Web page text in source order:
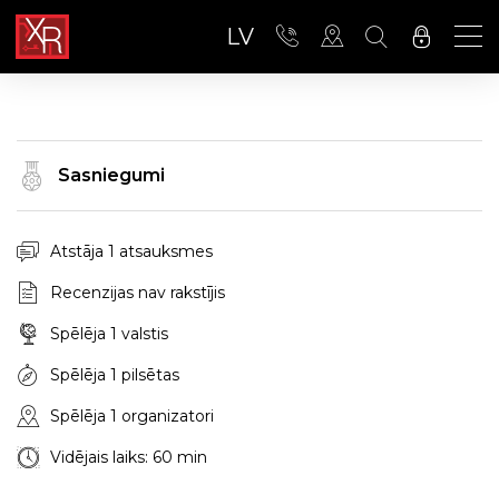
LV
Sasniegumi
Atstāja 1 atsauksmes
Recenzijas nav rakstījis
Spēlēja 1 valstis
Spēlēja 1 pilsētas
Spēlēja 1 organizatori
Vidējais laiks: 60 min